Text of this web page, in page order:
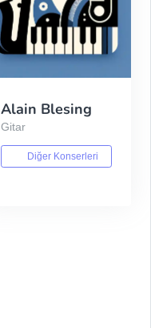
Alain Blesing
Gitar
Diğer Konserleri